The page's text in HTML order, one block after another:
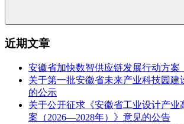
近期文章
安徽省加快数智供应链发展行动方案
关于第一批安徽省未来产业科技园建
的公示
关于公开征求《安徽省工业设计产业
案（2026—2028年）》意见的公告